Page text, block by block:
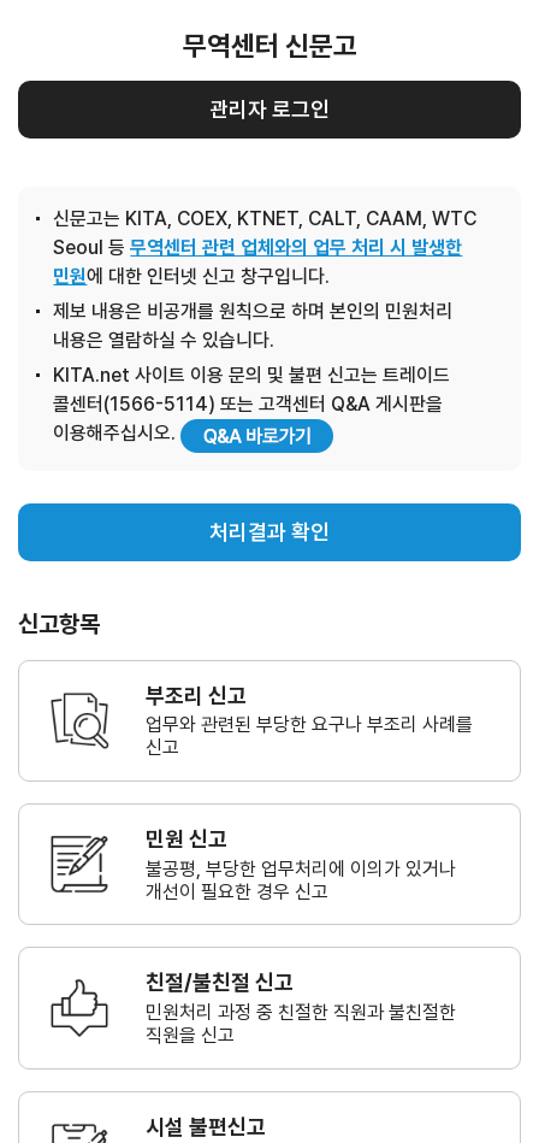
무역센터 신문고
관리자 로그인
신문고는 KITA, COEX, KTNET, CALT, CAAM, WTC
Seoul 등무역센터 관련 업체와의 업무 처리 시 발생한
민원에 대한 인터넷 신고 창구입니다.
제보 내용은 비공개를 원칙으로 하며 본인의 민원처리
내용은 열람하실 수 있습니다.
KITA.net 사이트 이용 문의 및 불편 신고는 트레이드
콜센터(1566-5114) 또는 고객센터 Q&A 게시판을
이용해주십시오.
처리결과 확인
신고항목
부조리 신고
업무와 관련된 부당한 요구나 부조리 사례를
신고
민원 신고
불공평, 부당한 업무처리에 이의가 있거나
개선이 필요한 경우 신고
친절/불친절 신고
민원처리 과정 중 친절한 직원과불친절한
직원을 신고
시설 불편신고